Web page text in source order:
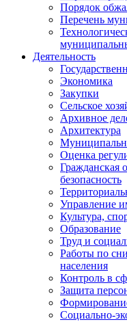
Порядок
Перечень
Деятельность
Экономика
Закупки
Сельское
Архивное
Архитектура
Оценка
Гражданская
безопасность
Управление
Культура,
Образование
Труд и
Работы по
населения
Контроль в
Защита
Социально-